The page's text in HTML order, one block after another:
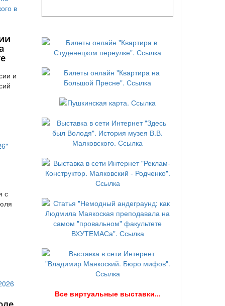
и
с
Все виртуальные выставки...